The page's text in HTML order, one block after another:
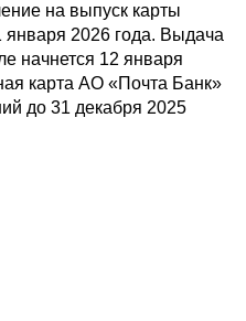
на выпуск карты
января 2026 года. Выдача
начнется 12 января
карта АО «Почта Банк»
до 31 декабря 2025